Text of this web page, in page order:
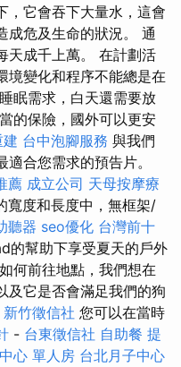
，它會吞下大量水，這會
成危及生命的狀況。 通
天成千上萬。 在計劃活
境變化和程序不能總是在
眠需求，白天還需要放
的保險，國外可以更安
台中泡腳服務 與我們
合您需求的預告片。
薦 成立公司 天母按摩療
寬度和長度中，無框架/
聽器 seo優化 台灣前十
的幫助下享受夏天的戶外
何前往地點，我們想在
及它是否會滿足我們的狗
新竹徵信社 您可以在當時
- 台東徵信社 自助餐 提
心 單人房 台北月子中心